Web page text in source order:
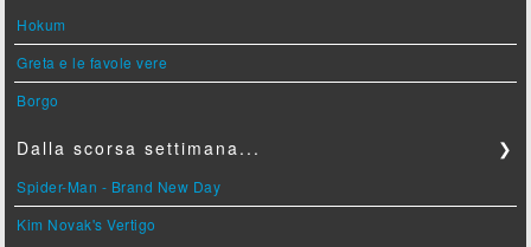
Hokum
Greta e le favole vere
Borgo
Dalla scorsa settimana... ❯
Spider-Man - Brand New Day
Kim Novak's Vertigo